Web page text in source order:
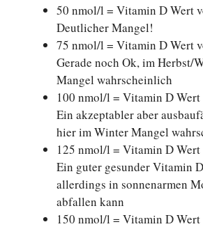
50 nmol/l = Vitamin D Wert
Deutlicher Mangel!
75 nmol/l = Vitamin D Wert
Gerade noch Ok, im Herbst/
Mangel wahrscheinlich
100 nmol/l = Vitamin D
Ein akzeptabler aber
hier im Winter Mangel
125 nmol/l = Vitamin D
Ein guter gesunder Vitamin
allerdings in sonnenarmen
abfallen kann
150 nmol/l = Vitamin D